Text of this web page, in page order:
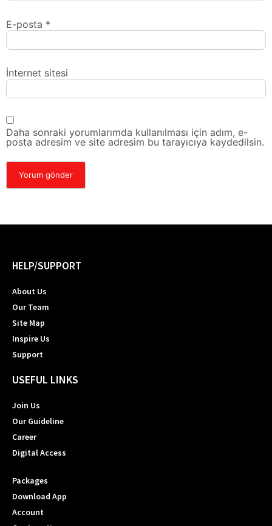
E-posta *
İnternet sitesi
Daha sonraki yorumlarımda kullanılması için adım, e-
posta adresim ve site adresim bu tarayıcıya kaydedilsin.
HELP/SUPPORT
About Us
Our Team
Site Map
Inspire Us
Support
USEFUL LINKS
Join Us
Our Guideline
Career
Digital Access
Packages
Download App
Account